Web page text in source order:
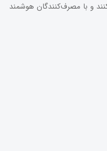
کنند و با مصرف‌کنندگان هوشمند